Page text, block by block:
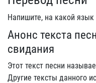
Напишите, на какой
Анонс текста
свидания
Этот текст песни
Другие тексты данного